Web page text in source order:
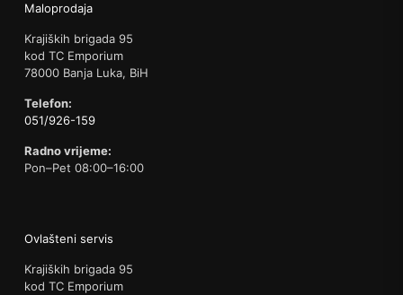
Maloprodaja
Krajiških brigada 95
kod TC Emporium
78000 Banja Luka, BiH
Telefon:
051/926-159
Radno vrijeme:
Pon–Pet 08:00–16:00
Ovlašteni servis
Krajiških brigada 95
kod TC Emporium